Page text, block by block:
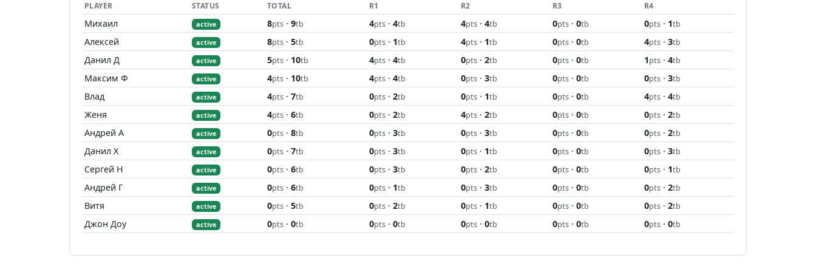
PLAYER STATUS TOTAL R1 R2 R3 R4
Михаил active 8pts · 9tb 4pts · 4tb 4pts · 4tb 0pts · 0tb 0pts · 1tb
Алексей active 8pts · 5tb 0pts · 1tb 4pts · 1tb 0pts · 0tb 4pts · 3tb
Данил Д active 5pts · 10tb 4pts · 4tb 0pts · 2tb 0pts · 0tb 1pts · 4tb
Максим Ф active 4pts · 10tb 4pts · 4tb 0pts · 3tb 0pts · 0tb 0pts · 3tb
Влад active 4pts · 7tb 0pts · 2tb 0pts · 1tb 0pts · 0tb 4pts · 4tb
Женя active 4pts · 6tb 0pts · 2tb 4pts · 2tb 0pts · 0tb 0pts · 2tb
Андрей А active 0pts · 8tb 0pts · 3tb 0pts · 3tb 0pts · 0tb 0pts · 2tb
Данил Х active 0pts · 7tb 0pts · 3tb 0pts · 1tb 0pts · 0tb 0pts · 3tb
Сергей Н active 0pts · 6tb 0pts · 3tb 0pts · 2tb 0pts · 0tb 0pts · 1tb
Андрей Г active 0pts · 6tb 0pts · 1tb 0pts · 3tb 0pts · 0tb 0pts · 2tb
Витя active 0pts · 5tb 0pts · 2tb 0pts · 1tb 0pts · 0tb 0pts · 2tb
Джон Доу active 0pts · 0tb 0pts · 0tb 0pts · 0tb 0pts · 0tb 0pts · 0tb